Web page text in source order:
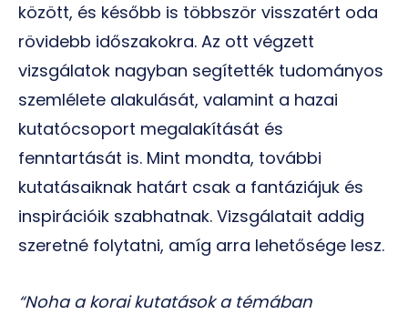
között, és később is többször visszatért oda
rövidebb időszakokra. Az ott végzett
vizsgálatok nagyban segítették tudományos
szemlélete alakulását, valamint a hazai
kutatócsoport megalakítását és
fenntartását is. Mint mondta, további
kutatásaiknak határt csak a fantáziájuk és
inspirációik szabhatnak. Vizsgálatait addig
szeretné folytatni, amíg arra lehetősége lesz.
“Noha a korai kutatások a témában